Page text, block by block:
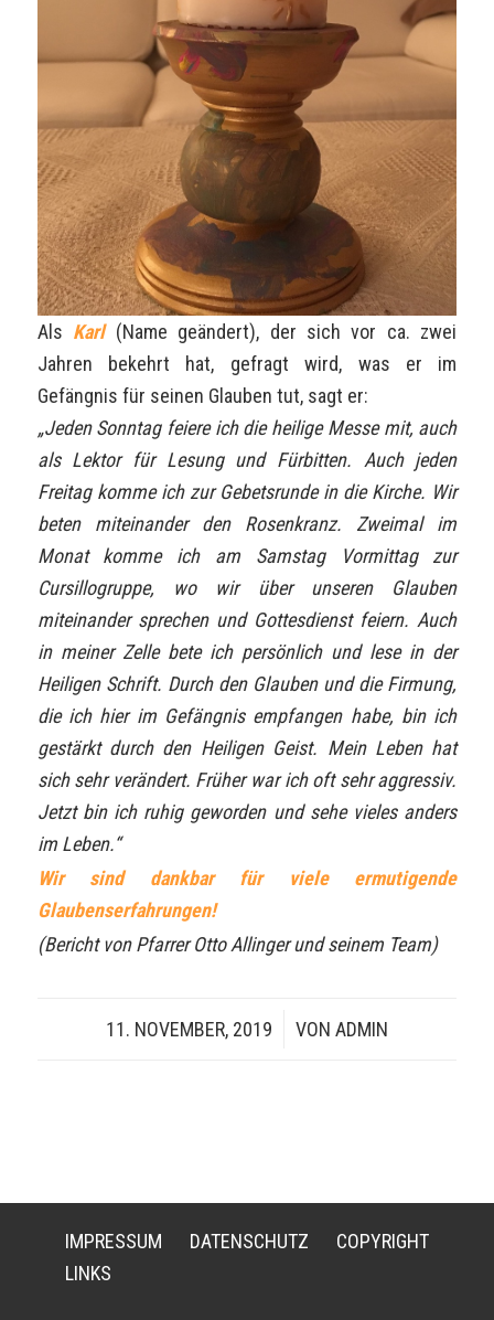
Als Karl (Name geändert), der sich vor ca. zwei
Jahren bekehrt hat, gefragt wird, was er im
Gefängnis für seinen Glauben tut, sagt er:
„Jeden Sonntag feiere ich die heilige Messe mit, auch
als Lektor für Lesung und Fürbitten. Auch jeden
Freitag komme ich zur Gebetsrunde in die Kirche. Wir
beten miteinander den Rosenkranz. Zweimal im
Monat komme ich am Samstag Vormittag zur
Cursillogruppe, wo wir über unseren Glauben
miteinander sprechen und Gottesdienst feiern. Auch
in meiner Zelle bete ich persönlich und lese in der
Heiligen Schrift. Durch den Glauben und die Firmung,
die ich hier im Gefängnis empfangen habe, bin ich
gestärkt durch den Heiligen Geist. Mein Leben hat
sich sehr verändert. Früher war ich oft sehr aggressiv.
Jetzt bin ich ruhig geworden und sehe vieles anders
im Leben.“
Wir sind dankbar für viele ermutigende
Glaubenserfahrungen!
(Bericht von Pfarrer Otto Allinger und seinem Team)
11. NOVEMBER, 2019
/ VON ADMIN
IMPRESSUM DATENSCHUTZ
COPYRIGHT
LINKS